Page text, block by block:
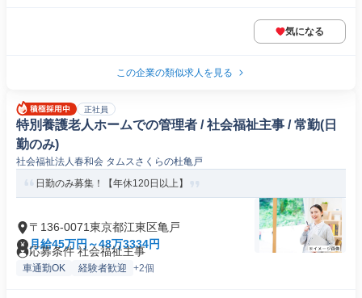
気になる
この企業の類似求人を見る
正社員
特別養護老人ホームでの管理者 / 社会福祉主事 / 常勤(日
勤のみ)
社会福祉法人春和会 タムスさくらの杜亀戸
日勤のみ募集！【年休120日以上】
〒136-0071東京都江東区亀戸
月給45万円～48万3334円
応募条件 社会福祉主事
車通勤OK 経験者歓迎 +2個